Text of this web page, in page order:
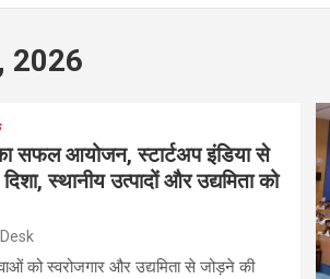
2026
सफल आयोजन, स्टार्टअप इंडिया से
स्थानीय उत्पादों और उद्यमिता को
को स्वरोजगार और उद्यमिता से जोड़ने की